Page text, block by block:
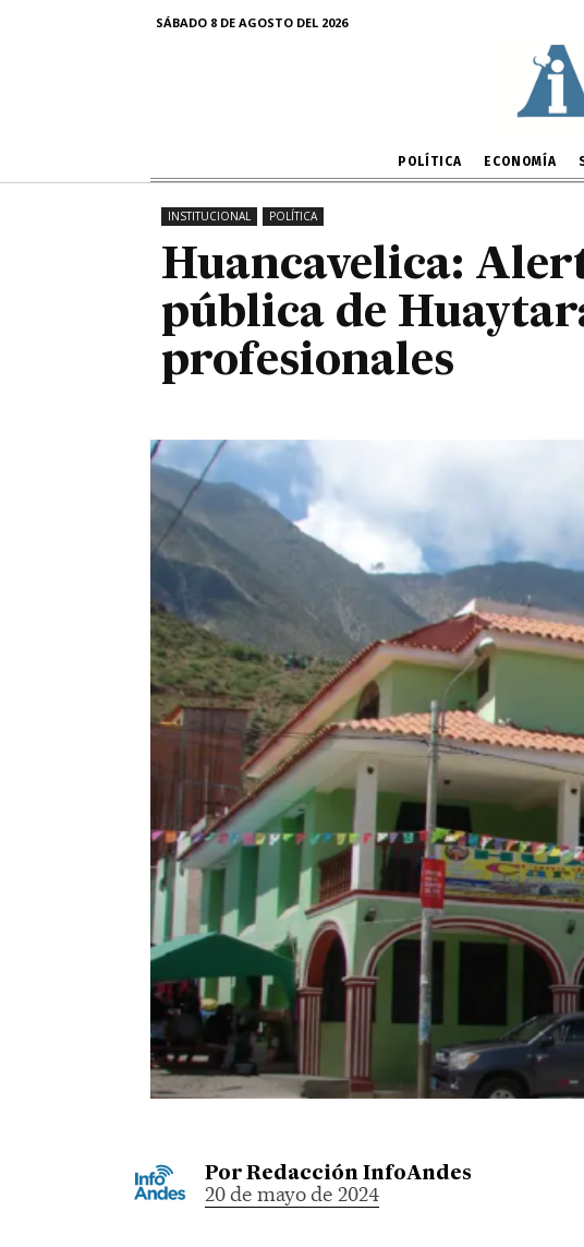
SÁBADO 8 DE AGOSTO DEL 2026
POLÍTICA ECONOMÍA
pública de
INSTITUCIONAL POLÍTICA
Huancavelica:
pública de
profesionales
Por Redacción InfoAndes
20 de mayo de 2024